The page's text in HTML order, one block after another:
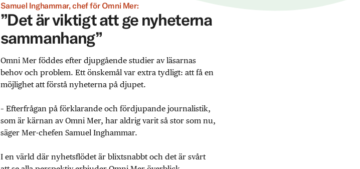
Samuel Inghammar, chef för Omni Mer:
”Det är viktigt att ge nyheterna
sammanhang”
Omni Mer föddes efter djupgående studier av läsarnas
behov och problem. Ett önskemål var extra tydligt: att få en
möjlighet att förstå nyheterna på djupet.
– Efterfrågan på förklarande och fördjupande journalistik,
som är kärnan av Omni Mer, har aldrig varit så stor som nu,
säger Mer-chefen Samuel Inghammar.
I en värld där nyhetsflödet är blixtsnabbt och det är svårt